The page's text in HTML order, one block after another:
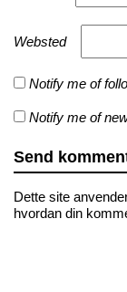
Websted
Notify me of
Notify me of
Dette site
hvordan din